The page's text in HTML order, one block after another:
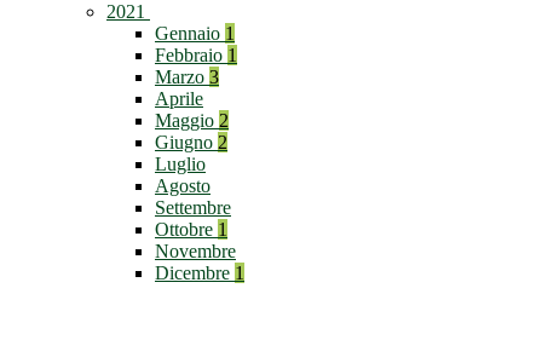
2021
Gennaio 1
Febbraio 1
Marzo 3
Aprile
Maggio 2
Giugno 2
Luglio
Agosto
Settembre
Ottobre 1
Novembre
Dicembre 1